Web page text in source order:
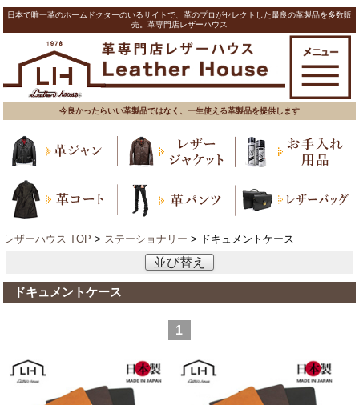
日本で唯一革のホームドクターのいるサイトで、革のプロがセレクトした最良の革製品を多数販
売。革専門店レザーハウス
今良かったらいい革製品ではなく、一生使える革製品を提供します
レザーハウス TOP > ステーショナリー > ドキュメントケース
並び替え
ドキュメントケース
1